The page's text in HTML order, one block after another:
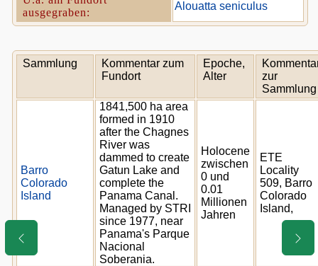
ausgegraben:
Alouatta seniculus
Sammlung
Kommentar zum
Fundort
Epoche,
Alter
zur
Sammlung
Barro
Colorado
Island
1841,500 ha area
formed in 1910
after the Chagnes
River was
dammed to create
Gatun Lake and
complete the
Panama Canal.
Managed by STRI
since 1977, near
Panama's Parque
Nacional
Soberania.
Holocene
zwischen
0 und
0.01
Millionen
Jahren
ETE
Locality
509, Barro
Colorado
Island,